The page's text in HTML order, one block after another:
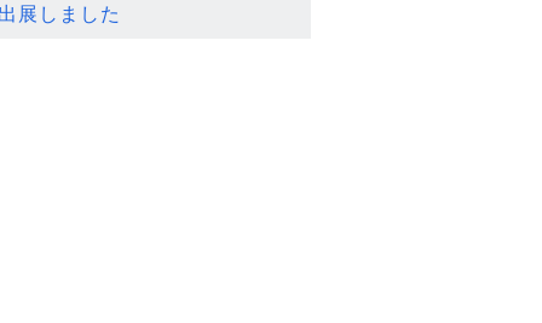
展しました